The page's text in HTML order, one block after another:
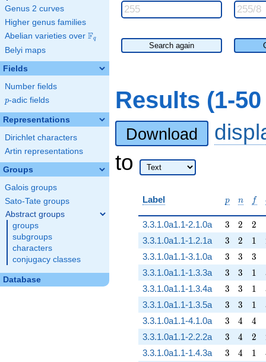
Genus 2 curves
Higher genus families
Abelian varieties over \F_{q}
Fq
Belyi maps
Fields
Number fields
p
p-adic fields
Representations
Dirichlet characters
Artin representations
Groups
Galois groups
Sato-Tate groups
Abstract groups
groups
subgroups
characters
conjugacy classes
Database
Search again
Results (1-
Download
to
Label p
p n
n ff
3.3.1.0a1.1-2.1.0a 3
3 2
2 2
2
3.3.1.0a1.1-1.2.1a 3
3 2
2 11
3.3.1.0a1.1-3.1.0a 3
3 3
3 3
3
3.3.1.0a1.1-1.3.3a 3
3 3
3 11
3.3.1.0a1.1-1.3.4a 3
3 3
3 11
3.3.1.0a1.1-1.3.5a 3
3 3
3 11
3.3.1.0a1.1-4.1.0a 3
3 4
4 4
4
3.3.1.0a1.1-2.2.2a 3
3 4
4 2
2
3.3.1.0a1.1-1.4.3a 3
3 4
4 11